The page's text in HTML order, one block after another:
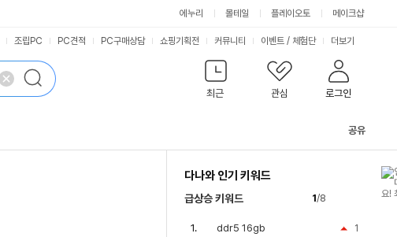
에누리 몰테일 플레이오토 메이크샵
최근 관심 로그인
조립PC PC견적 PC구매상담 쇼핑기획전 커뮤니티 이벤트 / 체험단 더보기
공유
다나와 인기 키워드
급상승 키워드 1/8
1
ddr5 16gb